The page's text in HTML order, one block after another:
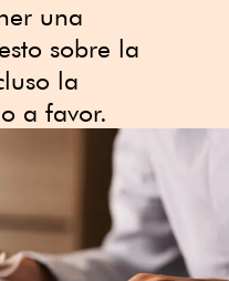
una
sobre la
la
a favor.